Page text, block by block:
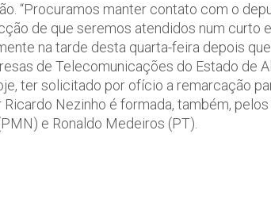
“Procuramos manter contato com o
de que seremos atendidos num curto
na tarde desta quarta-feira depois
de Telecomunicações do Estado de
ter solicitado por ofício a remarcação
Nezinho é formada, também,
e Ronaldo Medeiros (PT).